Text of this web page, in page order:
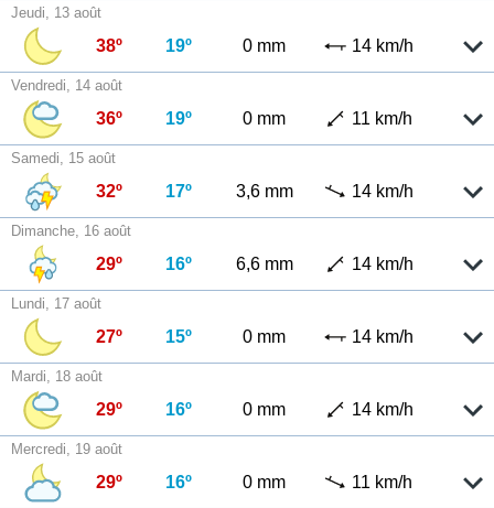
Jeudi, 13 août
38º 19º 0 mm 14 km/h
Vendredi, 14 août
36º 19º 0 mm 11 km/h
Samedi, 15 août
32º 17º 3,6 mm 14 km/h
Dimanche, 16 août
29º 16º 6,6 mm 14 km/h
Lundi, 17 août
27º 15º 0 mm 14 km/h
Mardi, 18 août
29º 16º 0 mm 14 km/h
Mercredi, 19 août
29º 16º 0 mm 11 km/h